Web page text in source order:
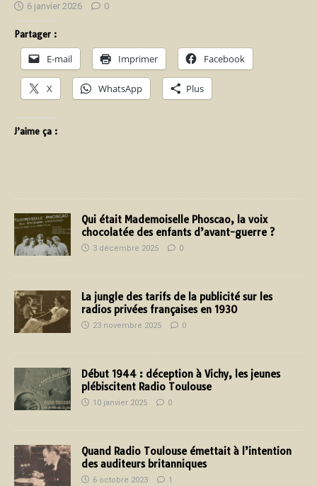
6 janvier 2026 0
Partager :
E-mail Imprimer Facebook
X WhatsApp Plus
J’aime ça :
Qui était Mademoiselle Phoscao, la voix
chocolatée des enfants d’avant-guerre ?
3 décembre 2025 0
La jungle des tarifs de la publicité sur les
radios privées françaises en 1930
23 novembre 2025 0
Début 1944 : déception à Vichy, les jeunes
plébiscitent Radio Toulouse
10 janvier 2025 0
Quand Radio Toulouse émettait à l’intention
des auditeurs britanniques
6 octobre 2023 1